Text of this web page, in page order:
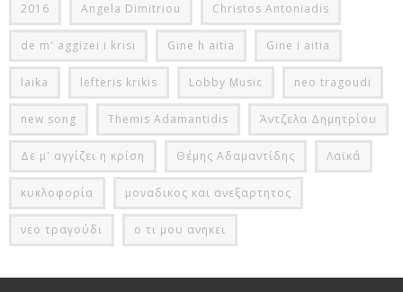
2016 Angela Dimitriou Christos Antoniadis
de m' aggizei i krisi Gine h aitia Gine i aitia
laika lefteris krikis Lobby Music neo tragoudi
new song Themis Adamantidis Άντζελα Δημητρίου
Δε μ' αγγίζει η κρίση Θέμης Αδαμαντίδης Λαϊκά
κυκλοφορία μοναδικος και ανεξαρτητος
νεο τραγούδι ο τι μου ανηκει